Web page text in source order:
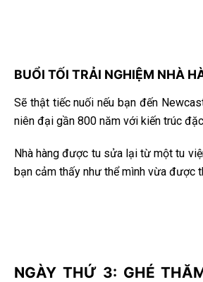
BUỔI TỐI TRẢI NGHIỆM NHÀ
Sẽ thật tiếc nuối nếu bạn đến
niên đại gần 800 năm với kiến trúc
Nhà hàng được tu sửa lại từ một tu
bạn cảm thấy như thể mình vừa được
NGÀY THỨ 3: GHÉ